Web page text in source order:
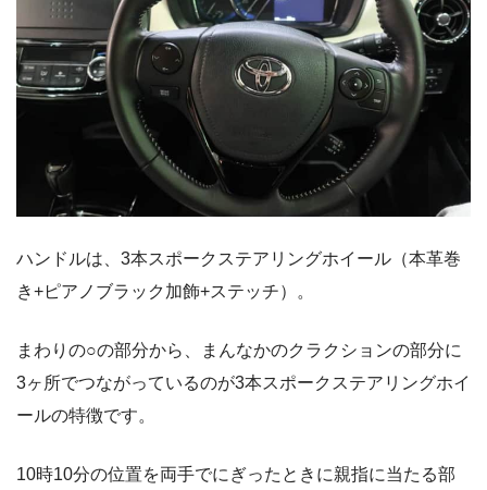
ハンドルは、3本スポークステアリングホイール（本革巻
き+ピアノブラック加飾+ステッチ）。
まわりの○の部分から、まんなかのクラクションの部分に
3ヶ所でつながっているのが3本スポークステアリングホイ
ールの特徴です。
10時10分の位置を両手でにぎったときに親指に当たる部